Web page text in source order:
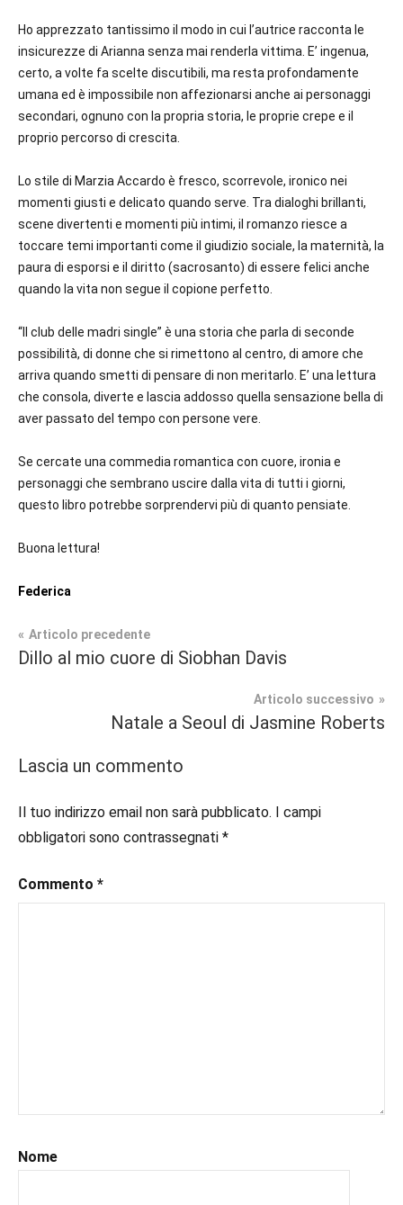
Ho apprezzato tantissimo il modo in cui l’autrice racconta le
insicurezze di Arianna senza mai renderla vittima. E’ ingenua,
certo, a volte fa scelte discutibili, ma resta profondamente
umana ed è impossibile non affezionarsi anche ai personaggi
secondari, ognuno con la propria storia, le proprie crepe e il
proprio percorso di crescita.
Lo stile di Marzia Accardo è fresco, scorrevole, ironico nei
momenti giusti e delicato quando serve. Tra dialoghi brillanti,
scene divertenti e momenti più intimi, il romanzo riesce a
toccare temi importanti come il giudizio sociale, la maternità, la
paura di esporsi e il diritto (sacrosanto) di essere felici anche
quando la vita non segue il copione perfetto.
“Il club delle madri single” è una storia che parla di seconde
possibilità, di donne che si rimettono al centro, di amore che
arriva quando smetti di pensare di non meritarlo. E’ una lettura
che consola, diverte e lascia addosso quella sensazione bella di
aver passato del tempo con persone vere.
Se cercate una commedia romantica con cuore, ironia e
personaggi che sembrano uscire dalla vita di tutti i giorni,
questo libro potrebbe sorprendervi più di quanto pensiate.
Buona lettura!
Federica
Tag
#booklover,
#ebook
#inspiration,
#ioleggo,
#recensionilibri
#romance,
Recensioni
In
piano
Navigazione
Articolo precedente
Dillo al mio cuore di Siobhan Davis
Articolo successivo
Natale a Seoul di Jasmine Roberts
Lascia un commento
Il tuo indirizzo email non sarà pubblicato. I campi
obbligatori sono contrassegnati *
Commento *
Nome